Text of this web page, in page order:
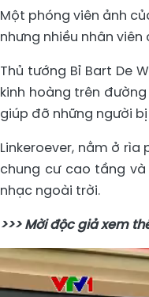
Một phóng viên ảnh
nhưng nhiều nhân
Thủ tướng Bỉ Bart De
kinh hoàng trên
giúp đỡ những người
Linkeroever, nằm ở
chung cư cao tầng
nhạc ngoài trời.
>>> Mời độc giả xem